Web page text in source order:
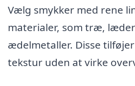
Vælg smykker med rene
materialer, som træ,
ædelmetaller. Disse
tekstur uden at virke